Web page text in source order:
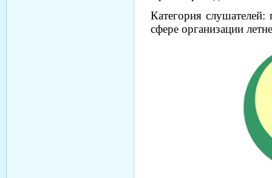
Категория слушателей:
сфере организации